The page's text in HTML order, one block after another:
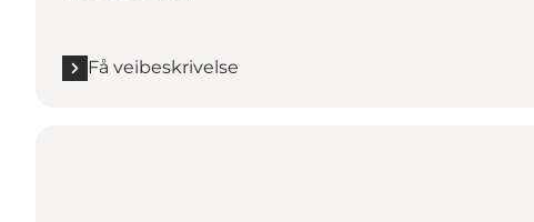
Få veibeskrivelse